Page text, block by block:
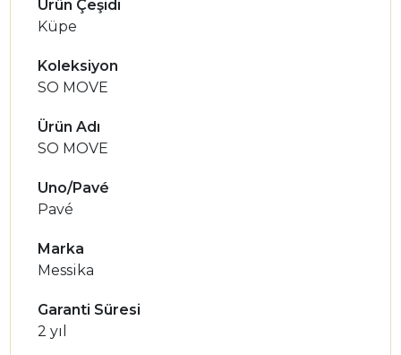
Ürün Çeşidi
Küpe
Koleksiyon
SO MOVE
Ürün Adı
SO MOVE
Uno/Pavé
Pavé
Marka
Messika
Garanti Süresi
2 yıl